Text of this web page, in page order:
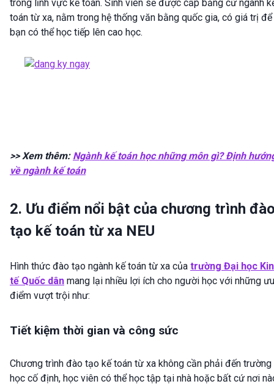
trong lĩnh vực kế toán. Sinh viên sẽ được cấp bằng cử ngành
toán từ xa, nằm trong hệ thống văn bằng quốc gia, có giá trị để
bạn có thể học tiếp lên cao học.
>> Xem thêm: Ngành kế toán học những môn gì? Định
về ngành kế toán
2. Ưu điểm nổi bật của chương trình
tạo kế toán từ xa NEU
Hình thức đào tạo ngành kế toán từ xa của trường Đại học
tế Quốc dân mang lại nhiều lợi ích cho người học với những ưu
điểm vượt trội như:
Tiết kiệm thời gian và công sức
Chương trình đào tạo kế toán từ xa không cần phải đến trường
học cố định, học viên có thể học tập tại nhà hoặc bất cứ nơi